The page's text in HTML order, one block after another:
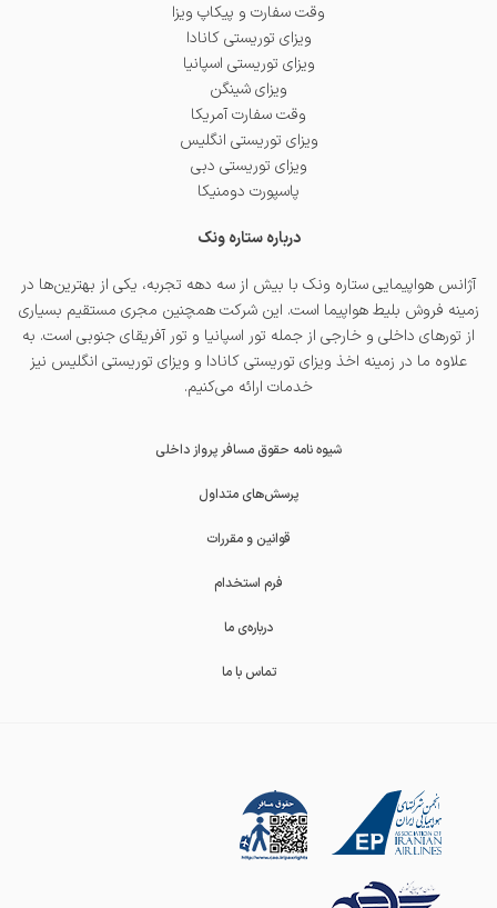
وقت سفارت و پیکاپ ویزا
ویزای توریستی کانادا
ویزای توریستی اسپانیا
ویزای شینگن
وقت سفارت آمریکا
ویزای توریستی انگلیس
ویزای توریستی دبی
پاسپورت دومنیکا
درباره ستاره ونک
آژانس هواپیمایی ستاره ونک با بیش از سه دهه تجربه، یکی از بهترین‌ها در
زمینه فروش بلیط هواپیما است. این شرکت همچنین مجری مستقیم بسیاری
از تورهای داخلی و خارجی از جمله تور اسپانیا و تور آفریقای جنوبی است. به
علاوه ما در زمینه اخذ ویزای توریستی کانادا و ویزای توریستی انگلیس نیز
خدمات ارائه می‌کنیم.
شیوه نامه حقوق مسافر پرواز داخلی
پرسش‌های متداول
قوانین و مقررات
فرم استخدام
درباره‌ی ما
تماس با ما